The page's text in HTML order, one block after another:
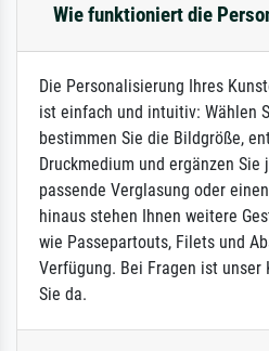
Wie funktioniert die
Die Personalisierung Ihres
ist einfach und intuitiv: Wählen
bestimmen Sie die Bildgröße,
Druckmedium und ergänzen
passende Verglasung oder
hinaus stehen Ihnen weitere
wie Passepartouts, Filets und
Verfügung. Bei Fragen ist unser
Sie da.